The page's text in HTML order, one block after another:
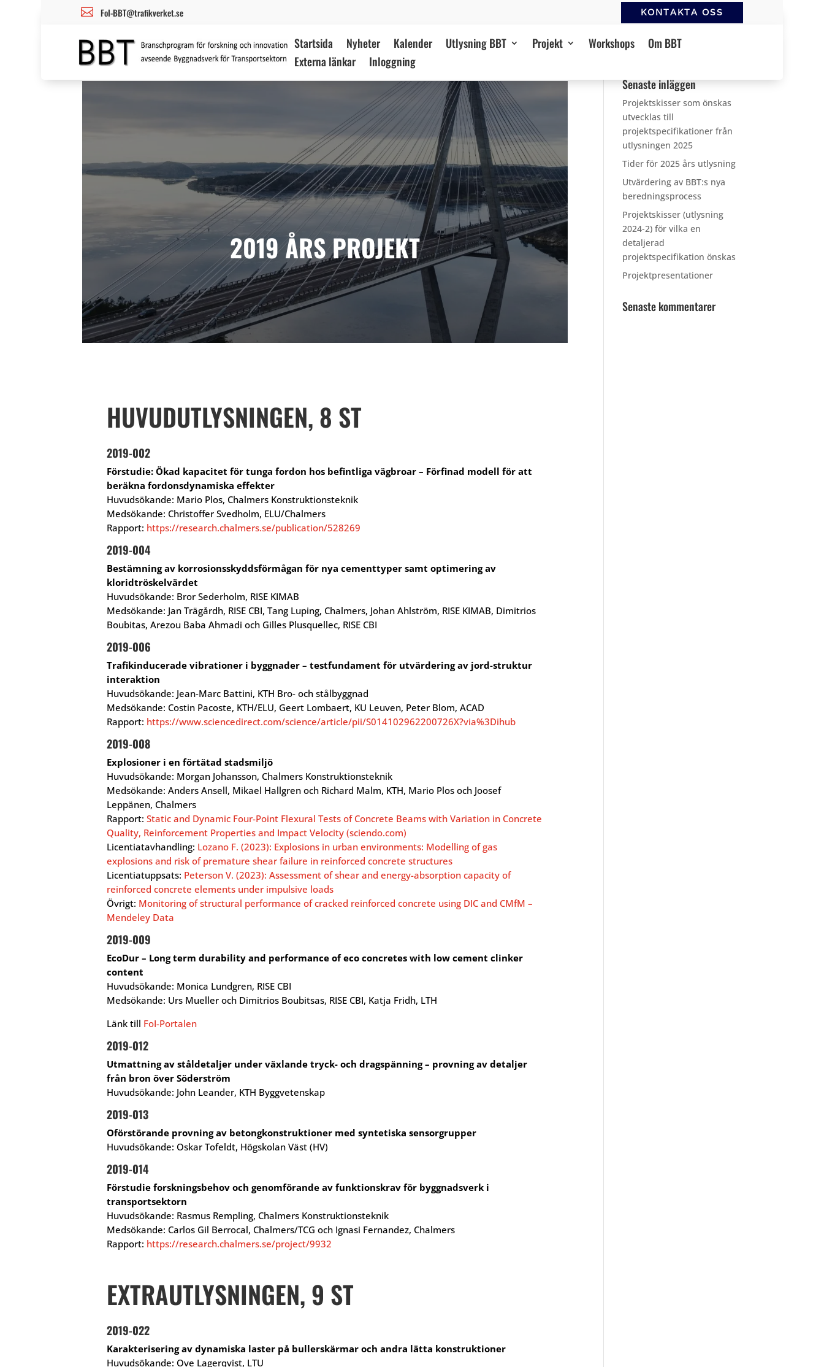
 FoI-BBT@trafikverket.se KONTAKTA OSS
Startsida Nyheter Kalender Utlysning BBT Projekt Workshops
Om BBT
Externa länkar
Inloggning
2019 års projekt
2019 ÅRS PROJEKT
HUVUDUTLYSNINGEN, 8 ST
2019-002
Förstudie: Ökad kapacitet för tunga fordon hos befintliga vägbroar – Förfinad modell för att
beräkna fordonsdynamiska effekter
Huvudsökande: Mario Plos, Chalmers Konstruktionsteknik
Medsökande: Christoffer Svedholm, ELU/Chalmers
Rapport: https://research.chalmers.se/publication/528269
2019-004
Bestämning av korrosionsskyddsförmågan för nya cementtyper samt optimering av
kloridtröskelvärdet
Huvudsökande: Bror Sederholm, RISE KIMAB
Medsökande: Jan Trägårdh, RISE CBI, Tang Luping, Chalmers, Johan Ahlström, RISE KIMAB, Dimitrios
Boubitas, Arezou Baba Ahmadi och Gilles Plusquellec, RISE CBI
2019-006
Trafikinducerade vibrationer i byggnader – testfundament för utvärdering av jord-struktur
interaktion
Huvudsökande: Jean-Marc Battini, KTH Bro- och stålbyggnad
Medsökande: Costin Pacoste, KTH/ELU, Geert Lombaert, KU Leuven, Peter Blom, ACAD
Rapport: https://www.sciencedirect.com/science/article/pii/S014102962200726X?via%3Dihub
2019-008
Explosioner i en förtätad stadsmiljö
Huvudsökande: Morgan Johansson, Chalmers Konstruktionsteknik
Medsökande: Anders Ansell, Mikael Hallgren och Richard Malm, KTH, Mario Plos och Joosef
Leppänen, Chalmers
Rapport: Static and Dynamic Four-Point Flexural Tests of Concrete Beams with Variation in Concrete
Quality, Reinforcement Properties and Impact Velocity (sciendo.com)
Licentiatavhandling: Lozano F. (2023): Explosions in urban environments: Modelling of gas
explosions and risk of premature shear failure in reinforced concrete structures
Licentiatuppsats: Peterson V. (2023): Assessment of shear and energy-absorption capacity of
reinforced concrete elements under impulsive loads
Övrigt: Monitoring of structural performance of cracked reinforced concrete using DIC and CMfM –
Mendeley Data
2019-009
EcoDur – Long term durability and performance of eco concretes with low cement clinker
content
Huvudsökande: Monica Lundgren, RISE CBI
Medsökande: Urs Mueller och Dimitrios Boubitsas, RISE CBI, Katja Fridh, LTH
Länk till FoI-Portalen
2019-012
Utmattning av ståldetaljer under växlande tryck- och dragspänning – provning av detaljer
från bron över Söderström
Huvudsökande: John Leander, KTH Byggvetenskap
2019-013
Oförstörande provning av betongkonstruktioner med syntetiska sensorgrupper
Huvudsökande: Oskar Tofeldt, Högskolan Väst (HV)
2019-014
Förstudie forskningsbehov och genomförande av funktionskrav för byggnadsverk i
transportsektorn
Huvudsökande: Rasmus Rempling, Chalmers Konstruktionsteknik
Medsökande: Carlos Gil Berrocal, Chalmers/TCG och Ignasi Fernandez, Chalmers
Rapport: https://research.chalmers.se/project/9932
EXTRAUTLYSNINGEN, 9 ST
2019-022
Karakterisering av dynamiska laster på bullerskärmar och andra lätta konstruktioner
Huvudsökande: Ove Lagerqvist, LTU
Senaste inläggen
Projektskisser som önskas
utvecklas till
projektspecifikationer från
utlysningen 2025
Tider för 2025 års utlysning
Utvärdering av BBT:s nya
beredningsprocess
Projektskisser (utlysning
2024-2) för vilka en
detaljerad
projektspecifikation önskas
Projektpresentationer
Senaste kommentarer